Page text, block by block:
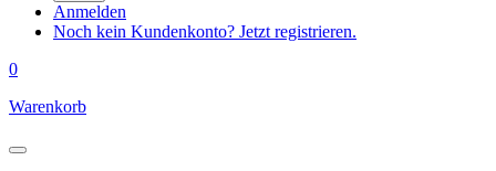
Anmelden
Noch kein Kundenkonto? Jetzt registrieren.
0
Warenkorb